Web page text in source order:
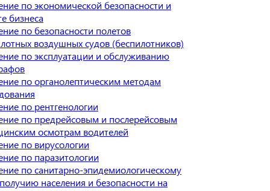
по экономической безопасности и
бизнеса
по безопасности полетов
воздушных судов (беспилотников)
по эксплуатации и обслуживанию
по органолептическим методам
по рентгенологии
по предрейсовым и послерейсовым
осмотрам водителей
по вирусологии
по паразитологии
по санитарно-эпидемиологическому
населения и безопасности на